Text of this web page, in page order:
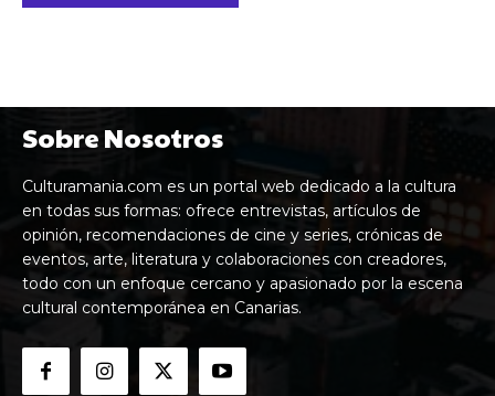
Sobre Nosotros
Culturamania.com es un portal web dedicado a la cultura
en todas sus formas: ofrece entrevistas, artículos de
opinión, recomendaciones de cine y series, crónicas de
eventos, arte, literatura y colaboraciones con creadores,
todo con un enfoque cercano y apasionado por la escena
cultural contemporánea en Canarias.